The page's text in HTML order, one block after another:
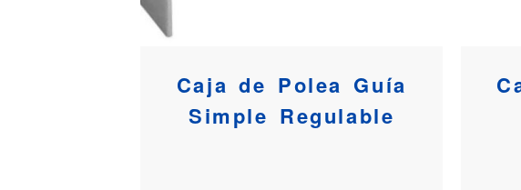
Caja de Polea Guía
Simple Regulable